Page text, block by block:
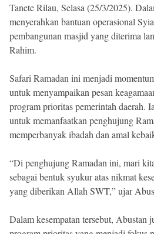
Tanete Rilau, Selasa (25/3/2025).
menyerahkan bantuan operasional
pembangunan masjid yang diterima
Rahim.
Safari Ramadan ini menjadi
untuk menyampaikan pesan
program prioritas pemerintah daerah.
untuk memanfaatkan penghujung
memperbanyak ibadah dan amal
“Di penghujung Ramadan ini, mari
sebagai bentuk syukur atas nikmat
yang diberikan Allah SWT,” ujar
Dalam kesempatan tersebut, Abustan